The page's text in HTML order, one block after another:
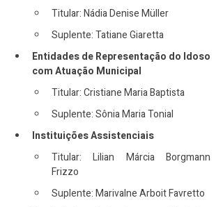
Titular: Nádia Denise Müller
Suplente: Tatiane Giaretta
Entidades de Representação do Idoso
com Atuação Municipal
Titular: Cristiane Maria Baptista
Suplente: Sônia Maria Tonial
Instituições Assistenciais
Titular: Lilian Márcia Borgmann
Frizzo
Suplente: Marivalne Arboit Favretto